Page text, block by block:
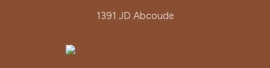
1391 JD Abcoude